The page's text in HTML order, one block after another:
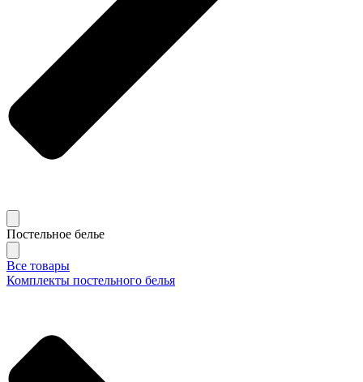
Постельное белье
Все товары
Комплекты постельного белья